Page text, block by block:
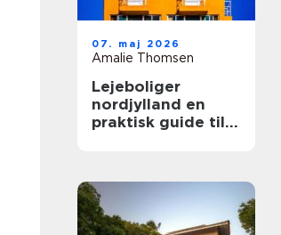
07. maj 2026
Amalie Thomsen
Lejeboliger
nordjylland en
praktisk guide til